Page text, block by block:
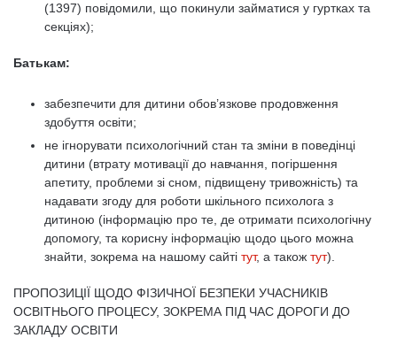
(1397) повідомили, що покинули займатися у гуртках та
секціях);
Батькам:
забезпечити для дитини обов’язкове продовження
здобуття освіти;
не ігнорувати психологічний стан та зміни в поведінці
дитини (втрату мотивації до навчання, погіршення
апетиту, проблеми зі сном, підвищену тривожність) та
надавати згоду для роботи шкільного психолога з
дитиною (інформацію про те, де отримати психологічну
допомогу, та корисну інформацію щодо цього можна
знайти, зокрема на нашому сайті тут, а також тут).
ПРОПОЗИЦІЇ ЩОДО ФІЗИЧНОЇ БЕЗПЕКИ УЧАСНИКІВ
ОСВІТНЬОГО ПРОЦЕСУ, ЗОКРЕМА ПІД ЧАС ДОРОГИ ДО
ЗАКЛАДУ ОСВІТИ